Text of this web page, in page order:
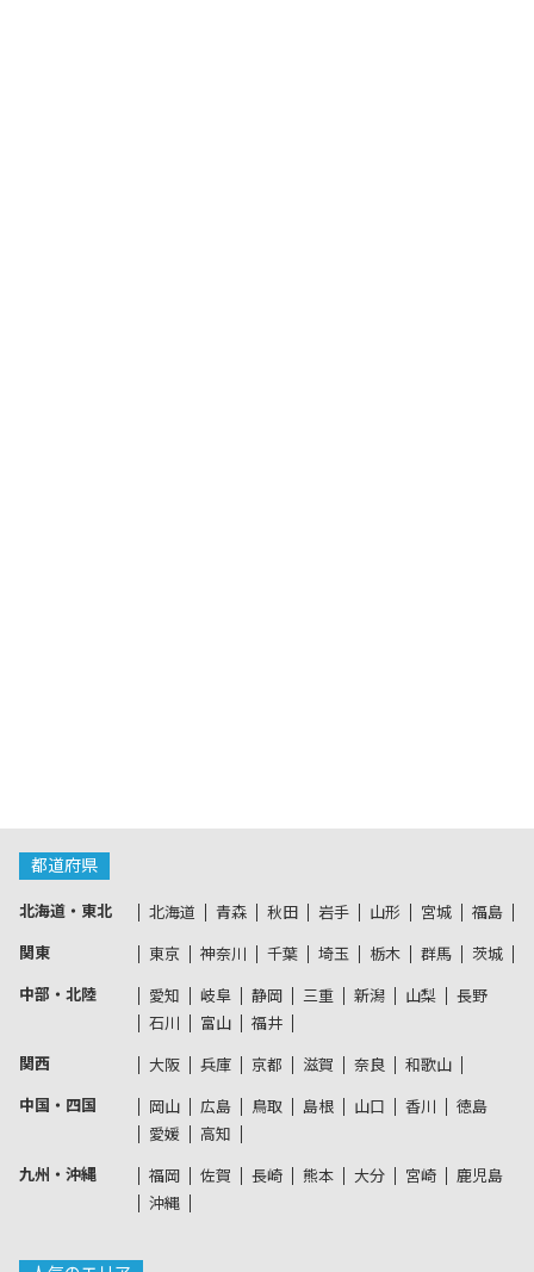
都道府県
北海道・東北 北海道 青森 秋田 岩手 山形 宮城 福島
関東 東京 神奈川 千葉 埼玉 栃木 群馬 茨城
中部・北陸 愛知 岐阜 静岡 三重 新潟 山梨
長野
石川
富山 福井
関西 大阪 兵庫 京都 滋賀 奈良 和歌山
中国・四国 岡山 広島 鳥取 島根 山口 香川
徳島
愛媛
高知
九州・沖縄 福岡 佐賀 長崎 熊本 大分 宮崎
鹿児島
沖縄